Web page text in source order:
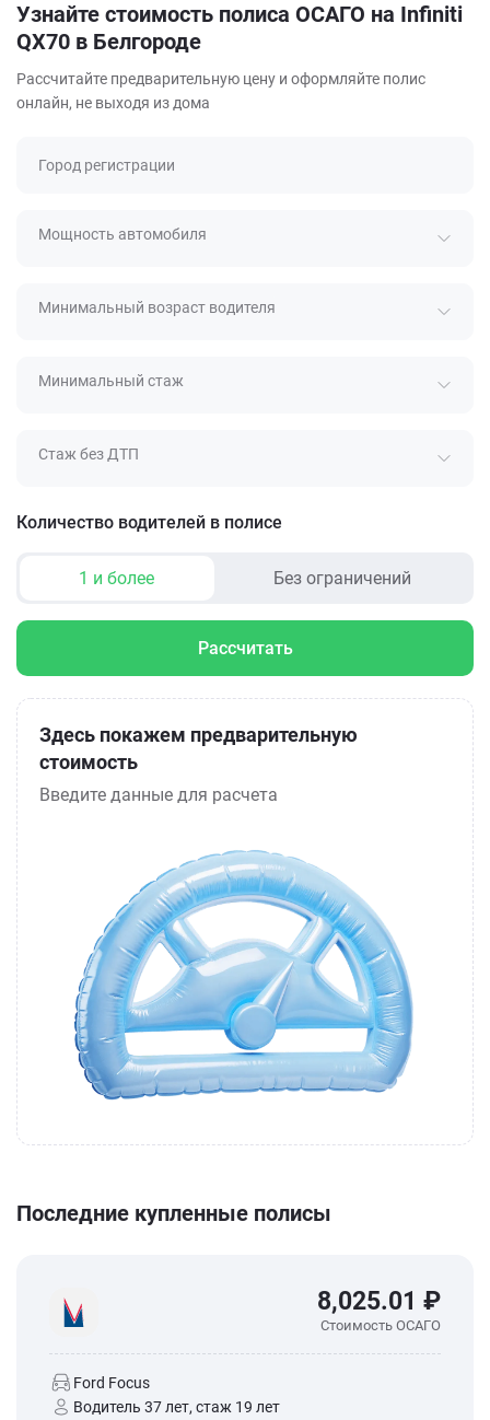
Узнайте стоимость полиса ОСАГО на Infiniti
QX70 в Белгороде
Рассчитайте предварительную цену и оформляйте полис
онлайн, не выходя из дома
Город регистрации
Мощность автомобиля
Минимальный возраст водителя
Минимальный стаж
Стаж без ДТП
Количество водителей в полисе
1 и более Без ограничений
Рассчитать
Здесь покажем предварительную
стоимость
Введите данные для расчета
Последние купленные полисы
8,025.01 ₽
Стоимость ОСАГО
Ford Focus
Водитель 37 лет, стаж 19 лет